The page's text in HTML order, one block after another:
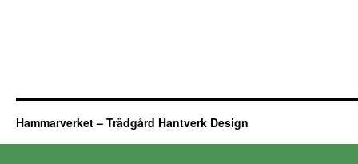
Hammarverket – Trädgård Hantverk Design